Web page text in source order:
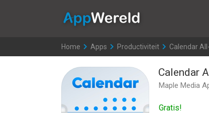
Home >
Apps >
Productiviteit >
Calendar
Calendar
Maple Media
Gratis!